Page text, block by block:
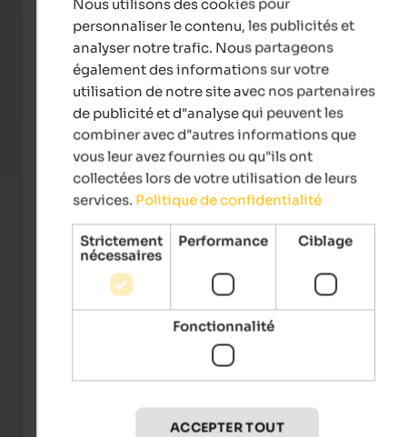
Landhaus Fux
Welcome to Vetzan in the warm Vinschgau Valley at the
gates of Meran - with a beautiful relaxation & wellness
area and an extensive vitality breakfast!
To the accommodation
Nous utilisons des cookies pour
personnaliser le contenu, les publicités et
analyser notre trafic. Nous partageons
également des informations sur votre
utilisation de notre site avec nos partenaires
de publicité et d"analyse qui peuvent les
combiner avec d"autres informations que
vous leur avez fournies ou qu"ils ont
collectées lors de votre utilisation de leurs
services. Politique de confidentialité
Strictement
nécessaires
Performance Ciblage
Fonctionnalité
ACCEPTER TOUT